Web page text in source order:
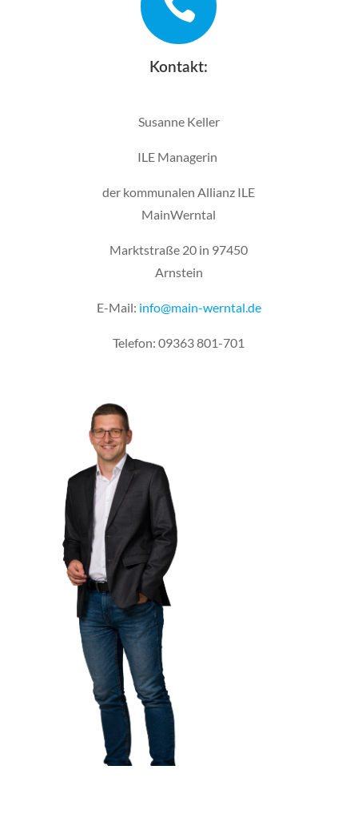
Kontakt:
Susanne Keller
ILE Managerin
der kommunalen Allianz ILE
MainWerntal
Marktstraße 20 in 97450
Arnstein
E-Mail: info@main-werntal.de
Telefon: 09363 801-701